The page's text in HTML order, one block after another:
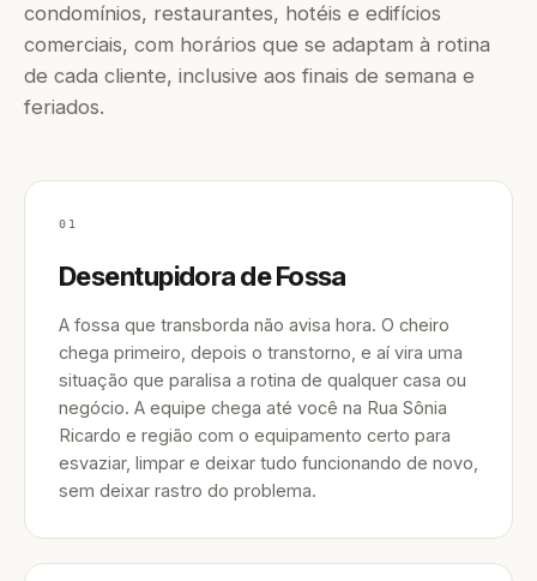
condomínios, restaurantes, hotéis e edifícios
comerciais, com horários que se adaptam à rotina
de cada cliente, inclusive aos finais de semana e
feriados.
01
Desentupidora de Fossa
A fossa que transborda não avisa hora. O cheiro
chega primeiro, depois o transtorno, e aí vira uma
situação que paralisa a rotina de qualquer casa ou
negócio. A equipe chega até você na Rua Sônia
Ricardo e região com o equipamento certo para
esvaziar, limpar e deixar tudo funcionando de novo,
sem deixar rastro do problema.